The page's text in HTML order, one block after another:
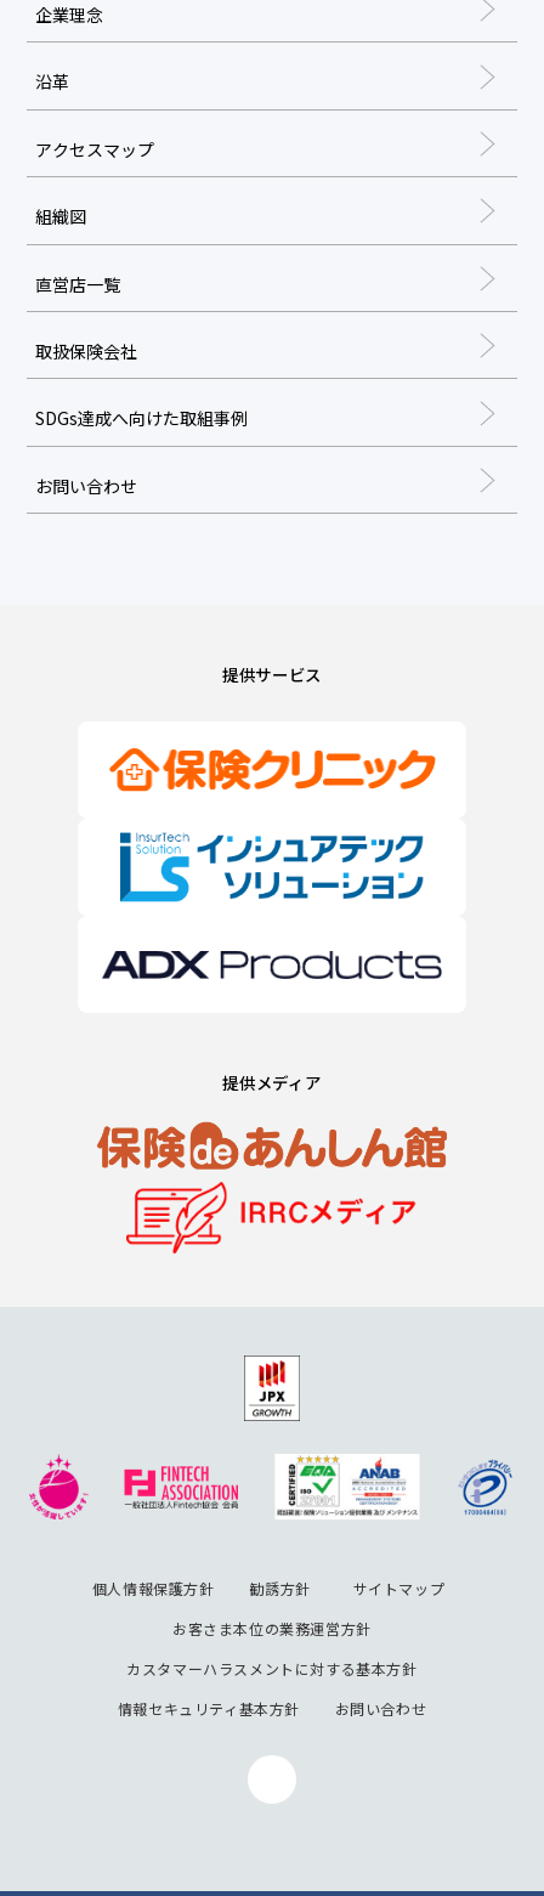
企業理念
沿革
アクセスマップ
組織図
直営店一覧
取扱保険会社
SDGs達成へ向けた取組事例
お問い合わせ
提供サービス
提供メディア
個人情報保護方針 勧誘方針
サイトマップ
お客さま本位の業務運営方針
カスタマーハラスメントに対する基本方針
情報セキュリティ基本方針
お問い合わせ